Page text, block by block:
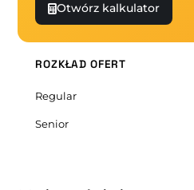
Otwórz kalkulator
ROZKŁAD OFERT
Regular
Senior